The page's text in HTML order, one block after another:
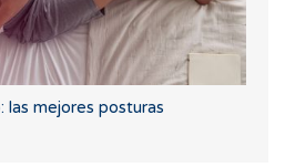
las mejores posturas